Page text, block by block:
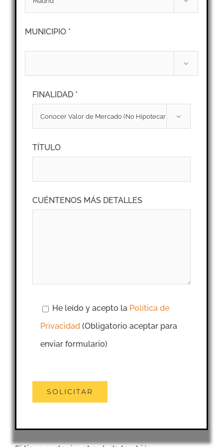
MUNICIPIO *

FINALIDAD *

TÍTULO
CUÉNTENOS MÁS DETALLES
He leído y acepto la Política de
Privacidad (Obligatorio aceptar para
enviar formulario)